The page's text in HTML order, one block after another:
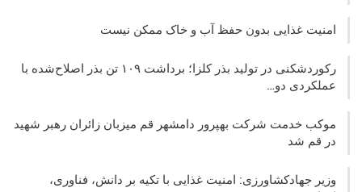
امنیت غذایی بدون حفظ آب و خاک ممکن نیست
رکوردشکنی در تولید بذر کلزا؛ برداشت ۱۰۹ تن بذر اصلاح‌شده با
عملکردی دو…
موکب خدمت شرکت بهپرور دامشهر قم میزبان زائران رهبر شهید
در قم شد
وزیر جهادکشاورزی: امنیت غذایی با تکیه بر دانش، فناوری،